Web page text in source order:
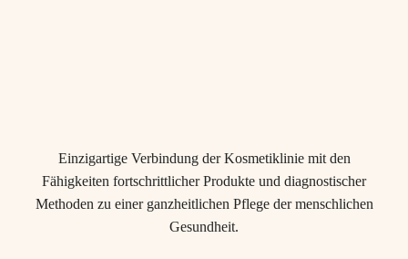
Einzigartige Verbindung der Kosmetiklinie mit den
Fähigkeiten fortschrittlicher Produkte und diagnostischer
Methoden zu einer ganzheitlichen Pflege der menschlichen
Gesundheit.